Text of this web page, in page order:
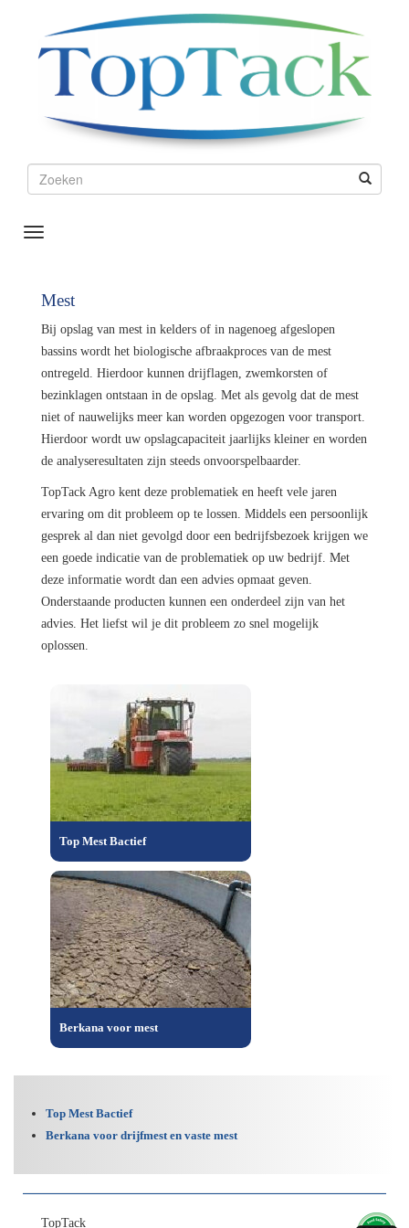
Toggle
Mest
Bij opslag van mest in kelders of in nagenoeg afgeslopen
bassins wordt het biologische afbraakproces van de mest
ontregeld. Hierdoor kunnen drijflagen, zwemkorsten of
bezinklagen ontstaan in de opslag. Met als gevolg dat de mest
niet of nauwelijks meer kan worden opgezogen voor transport.
Hierdoor wordt uw opslagcapaciteit jaarlijks kleiner en worden
de analyseresultaten zijn steeds onvoorspelbaarder.
TopTack Agro kent deze problematiek en heeft vele jaren
ervaring om dit probleem op te lossen. Middels een persoonlijk
gesprek al dan niet gevolgd door een bedrijfsbezoek krijgen we
een goede indicatie van de problematiek op uw bedrijf. Met
deze informatie wordt dan een advies opmaat geven.
Onderstaande producten kunnen een onderdeel zijn van het
advies. Het liefst wil je dit probleem zo snel mogelijk
oplossen.
Top Mest Bactief
Berkana voor mest
Top Mest Bactief
Berkana voor drijfmest en vaste mest
TopTack